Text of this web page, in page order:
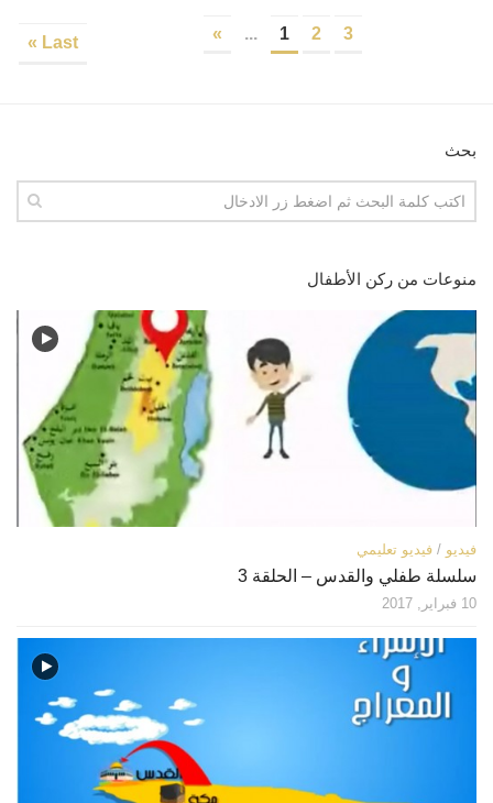
1 2 3
...
»
Last »
بحث
منوعات من ركن الأطفال
فيديو / فيديو تعليمي
سلسلة طفلي والقدس – الحلقة 3
10 فبراير, 2017